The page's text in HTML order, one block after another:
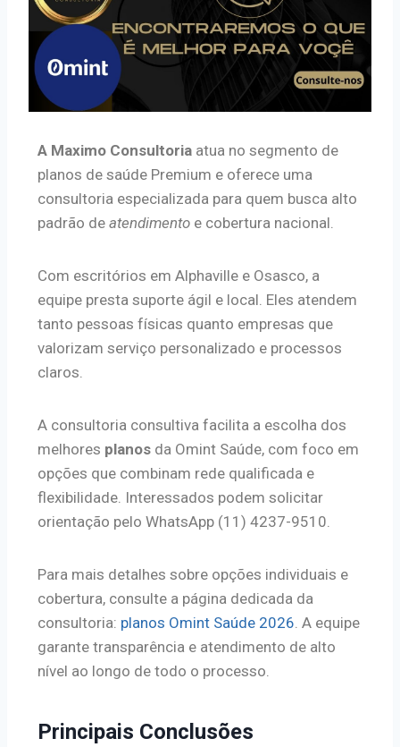
A Maximo Consultoria atua no segmento de
planos de saúde Premium e oferece uma
consultoria especializada para quem busca alto
padrão de atendimento e cobertura nacional.
Com escritórios em Alphaville e Osasco, a
equipe presta suporte ágil e local. Eles atendem
tanto pessoas físicas quanto empresas que
valorizam serviço personalizado e processos
claros.
A consultoria consultiva facilita a escolha dos
melhores planos da Omint Saúde, com foco em
opções que combinam rede qualificada e
flexibilidade. Interessados podem solicitar
orientação pelo WhatsApp (11) 4237-9510.
Para mais detalhes sobre opções individuais e
cobertura, consulte a página dedicada da
consultoria: planos Omint Saúde 2026 . A equipe
garante transparência e atendimento de alto
nível ao longo de todo o processo.
Principais Conclusões